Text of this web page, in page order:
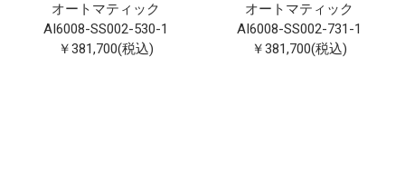
オートマティック
AI6008-SS002-530-1
￥381,700(税込)
オートマティック
AI6008-SS002-731-1
￥381,700(税込)